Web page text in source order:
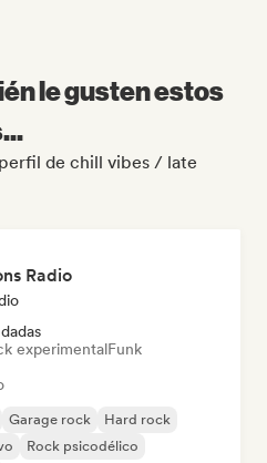
le gusten estos
de chill vibes / late
Radio
experimentalFunk
Garage rock
Hard rock
Rock psicodélico